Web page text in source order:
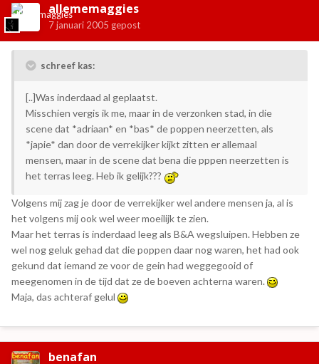
allememaggies
7 januari 2005 gepost
schreef kas:
[..]Was inderdaad al geplaatst.
Misschien vergis ik me, maar in de verzonken stad, in die
scene dat *adriaan* en *bas* de poppen neerzetten, als
*japie* dan door de verrekijker kijkt zitten er allemaal
mensen, maar in de scene dat bena die pppen neerzetten is
het terras leeg. Heb ik gelijk???
Volgens mij zag je door de verrekijker wel andere mensen ja, al is
het volgens mij ook wel weer moeilijk te zien.
Maar het terras is inderdaad leeg als B&A wegsluipen. Hebben ze
wel nog geluk gehad dat die poppen daar nog waren, het had ook
gekund dat iemand ze voor de gein had weggegooid of
meegenomen in de tijd dat ze de boeven achterna waren.
Maja, das achteraf gelul
benafan